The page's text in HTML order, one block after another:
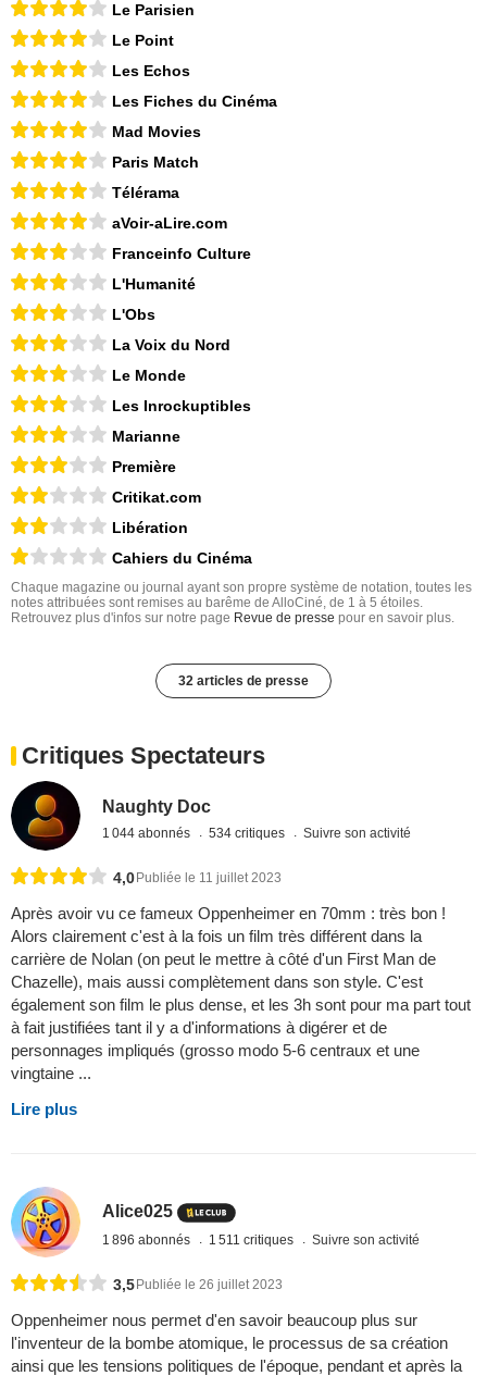
Le Parisien
Le Point
Les Echos
Les Fiches du Cinéma
Mad Movies
Paris Match
Télérama
aVoir-aLire.com
Franceinfo Culture
L'Humanité
L'Obs
La Voix du Nord
Le Monde
Les Inrockuptibles
Marianne
Première
Critikat.com
Libération
Cahiers du Cinéma
Chaque magazine ou journal ayant son propre système de notation, toutes les
notes attribuées sont remises au barême de AlloCiné, de 1 à 5 étoiles.
Retrouvez plus d'infos sur notre page Revue de presse pour en savoir plus.
32 articles de presse
Critiques Spectateurs
Naughty Doc
1 044 abonnés 534 critiques Suivre son activité
4,0 Publiée le 11 juillet 2023
Après avoir vu ce fameux Oppenheimer en 70mm : très bon !
Alors clairement c'est à la fois un film très différent dans la
carrière de Nolan (on peut le mettre à côté d'un First Man de
Chazelle), mais aussi complètement dans son style. C'est
également son film le plus dense, et les 3h sont pour ma part tout
à fait justifiées tant il y a d'informations à digérer et de
personnages impliqués (grosso modo 5-6 centraux et une
vingtaine ...
Lire plus
Alice025
1 896 abonnés 1 511 critiques Suivre son activité
3,5Publiée le 26 juillet 2023
Oppenheimer nous permet d'en savoir beaucoup plus sur
l'inventeur de la bombe atomique, le processus de sa création
ainsi que les tensions politiques de l'époque, pendant et après la